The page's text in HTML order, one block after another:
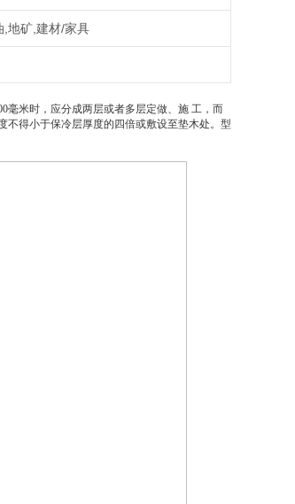
,地矿,建材/家具
毫米时，应分成两层或者多层定做、施 工，而
不得小于保冷层厚度的四倍或敷设至垫木处。型